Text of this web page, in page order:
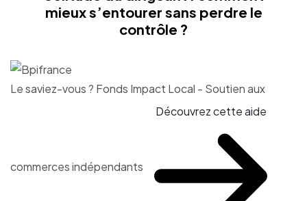
mieux s’entourer sans perdre le
contrôle ?
Le saviez-vous ? Fonds Impact Local - Soutien aux
commerces indépendants
Découvrez cette aide